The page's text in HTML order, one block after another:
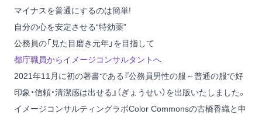
マイナスを普通にするのは簡単!
自分の心を安定させる“特効薬”
公務員の「見た目磨き元年」を目指して
都庁職員からイメージコンサルタントへ
2021年11月に初の著書である 『公務員男性の服～普通の服で好
印象・信頼・清潔感は出せる』 （ぎょうせい）を出版いたしました。
イメージコンサルティングラボColor Commonsの古橋香織と申